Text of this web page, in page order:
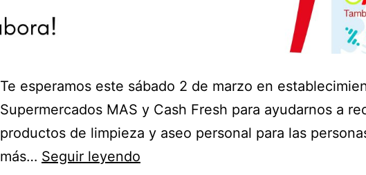
Te esperamos este sábado 2 de marzo en
Supermercados MAS y Cash Fresh para ayudarnos a
productos de limpieza y aseo personal para las
más… Seguir leyendo